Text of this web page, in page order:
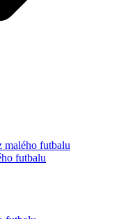
malého futbalu
futbalu